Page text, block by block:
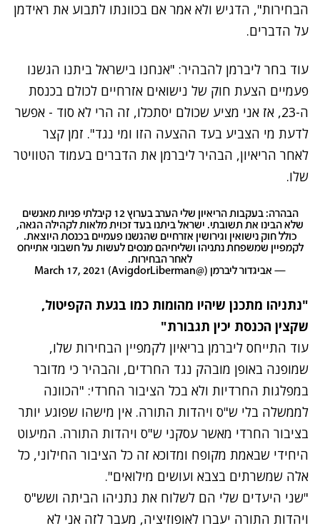
הבחירות", הדגיש ולא אמר אם בכוונתו לתבוע את ראידמן
על הדברים.
עוד בחר ליברמן להבהיר: "אנחנו בישראל ביתנו הגשנו
פעמיים הצעת חוק של נישואים אזרחיים לכולם בכנסת
ה-23, אז אני מציע שכולם יסתכלו, זה הרי לא סוד - אפשר
לדעת מי הצביע בעד ההצעה הזו ומי נגד". זמן קצר
לאחר הריאיון, הבהיר ליברמן את הדברים בעמוד הטוויטר
שלו.
הבהרה: בעקבות הריאיון שלי הערב בערוץ 12 קיבלתי פניות מאנשים
שלא הבינו את תשובתי. ישראל ביתנו בעד זכוית מלאות לקהילה הגאה,
כולל חוק נישואין וגירושין אזרחיים שהגשנו פעמיים בכנסת היוצאת.
לקמפיין שמשפחת נתניהו ושליחיהם מנסים לעשות על חשבוני אתייחס
לאחר הבחירות.
— אביגדור ליברמן (@AvigdorLiberman)
March 17, 2021
"נתניהו מתכנן שיהיו מהומות כמו בגעת הקפיטול,
שקצין הכנסת יכין תגבורת"
עוד התייחס ליברמן בריאיון לקמפיין הבחירות שלו,
שמופנה באופן מובהק נגד החרדים, והבהיר כי מדובר
במפלגות החרדיות ולא בכל הציבור החרדי: "הכוונה
לממשלה בלי ש"ס ויהדות התורה. אין מישהו שפוגע יותר
בציבור החרדי מאשר עסקני ש"ס ויהדות התורה. המיעוט
היחידי שבאמת מקופח ומדוכא זה כל הציבור החילוני, כל
אלה שמשרתים בצבא ועושים מילואים".
"שני היעדים שלי הם לשלוח את נתניהו הביתה ושש"ס
ויהדות התורה יעברו לאופוזיציה, מעבר לזה אני לא